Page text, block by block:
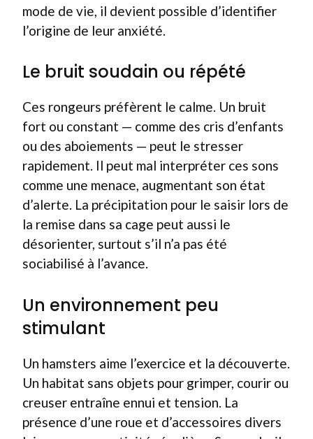
mode de vie, il devient possible d’identifier
l’origine de leur anxiété.
Le bruit soudain ou répété
Ces rongeurs préfèrent le calme. Un bruit
fort ou constant — comme des cris d’enfants
ou des aboiements — peut le stresser
rapidement. Il peut mal interpréter ces sons
comme une menace, augmentant son état
d’alerte. La précipitation pour le saisir lors de
la remise dans sa cage peut aussi le
désorienter, surtout s’il n’a pas été
sociabilisé à l’avance.
Un environnement peu
stimulant
Un hamsters aime l’exercice et la découverte.
Un habitat sans objets pour grimper, courir ou
creuser entraîne ennui et tension. La
présence d’une roue et d’accessoires divers